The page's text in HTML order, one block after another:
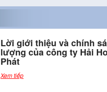
Lời giới thiệu và chính
lượng của công ty Hải
Phát
Xem tiếp